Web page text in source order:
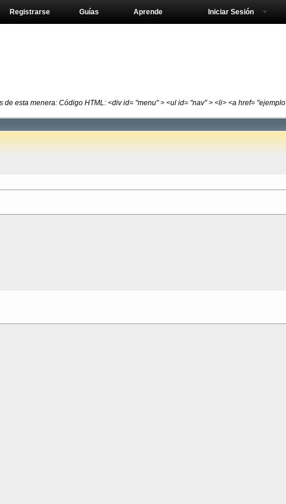
Aprende
Guías
Registrarse Iniciar Sesión
esta menera: Código HTML: <div id= "menu" > <ul id= "nav" > <li> <a href=